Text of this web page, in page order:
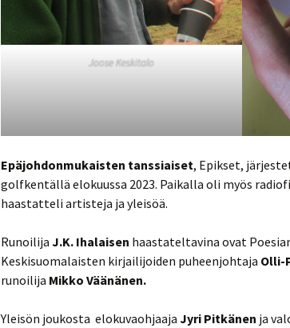
Joose Keskitalo
Epäjohdonmukaisten tanssiaiset, Epikset,
golfkentällä elokuussa 2023. Paikalla oli myös
haastatteli artisteja ja yleisöä.
Runoilija J.K. Ihalaisen haastateltavina ovat
Keskisuomalaisten kirjailijoiden puheenjohtaja Olli-
runoilija Mikko Väänänen.
Yleisön joukosta elokuvaohjaaja Jyri Pitkänen ja